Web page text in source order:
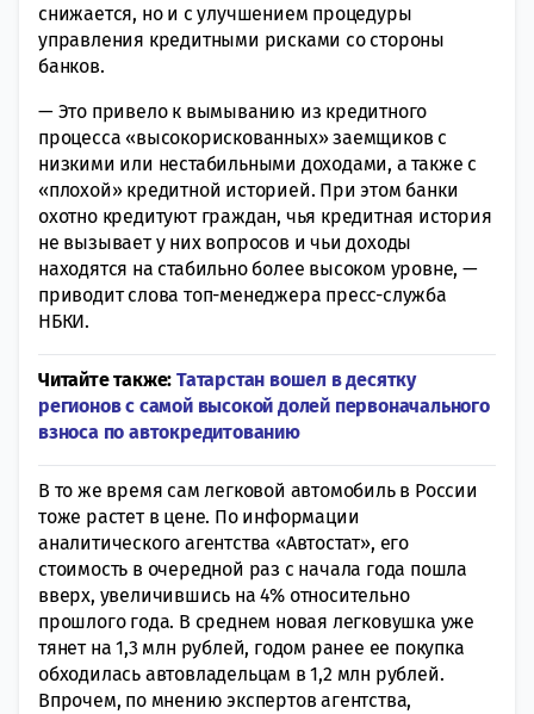
снижается, но и с улучшением процедуры
управления кредитными рисками со стороны
банков.
— Это привело к вымыванию из кредитного
процесса «высокорискованных» заемщиков с
низкими или нестабильными доходами, а также с
«плохой» кредитной историей. При этом банки
охотно кредитуют граждан, чья кредитная история
не вызывает у них вопросов и чьи доходы
находятся на стабильно более высоком уровне, —
приводит слова топ-менеджера пресс-служба
НБКИ.
Читайте также:Татарстан вошел в десятку
регионов с самой высокой долей первоначального
взноса по автокредитованию
В то же время сам легковой автомобиль в России
тоже растет в цене. По информации
аналитического агентства «Автостат», его
стоимость в очередной раз с начала года пошла
вверх, увеличившись на 4% относительно
прошлого года. В среднем новая легковушка уже
тянет на 1,3 млн рублей, годом ранее ее покупка
обходилась автовладельцам в 1,2 млн рублей.
Впрочем, по мнению экспертов агентства,